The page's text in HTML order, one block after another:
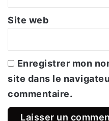
Porte sans retour.
Wandering Angel de Makati
2.0
Site web
Enregistrer mon
site dans le
commentaire.